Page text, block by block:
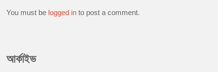
You must be logged in to post a comment.
আর্কাইভ